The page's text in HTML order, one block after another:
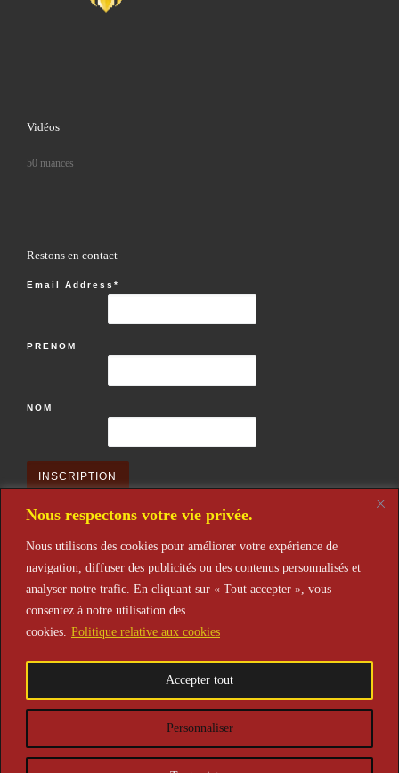
Nous respectons votre vie privée.
Nous utilisons des cookies pour améliorer votre expérience de
navigation, diffuser des publicités ou des contenus personnalisés et
analyser notre trafic. En cliquant sur « Tout accepter », vous
consentez à notre utilisation des
cookies. Politique relative aux cookies
Personnaliser
Accepter tout
Vidéos
50 nuances
Restons en contact
Email Address*
PRENOM
NOM
Restons en contact
après votre inscription n'oubliez pas de la valider après réception de
© 2026Théâtre de L'Alena– Tous droits réservés